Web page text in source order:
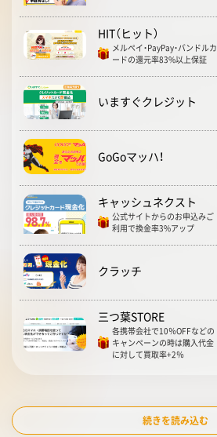
HIT（ヒット）
メルペイ・PayPay・バンドルカ
ードの還元率83%以上保証
いますぐクレジット
GoGoマッハ！
キャッシュネクスト
公式サイトからのお申込みご
利用で換金率3%アップ
クラッチ
三つ葉STORE
各携帯会社で10％OFFなどの
キャンペーンの時は購入代金
に対して買取率+2％
続きを読み込む